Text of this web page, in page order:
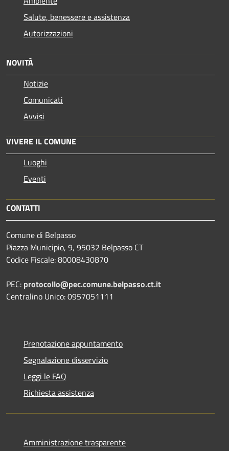
Salute, benessere e assistenza
Autorizzazioni
NOVITÀ
Notizie
Comunicati
Avvisi
VIVERE IL COMUNE
Luoghi
Eventi
CONTATTI
Comune di Belpasso
Piazza Municipio, 9, 95032 Belpasso CT
Codice Fiscale: 80008430870
PEC: protocollo@pec.comune.belpasso.ct.it
Centralino Unico: 0957051111
Prenotazione appuntamento
Segnalazione disservizio
Leggi le FAQ
Richiesta assistenza
Amministrazione trasparente